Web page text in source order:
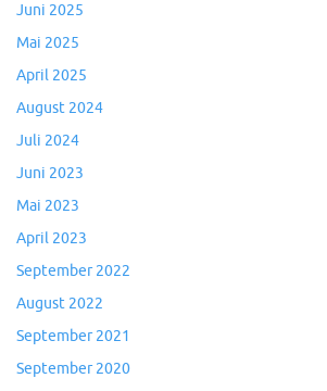
Juni 2025
Mai 2025
April 2025
August 2024
Juli 2024
Juni 2023
Mai 2023
April 2023
September 2022
August 2022
September 2021
September 2020